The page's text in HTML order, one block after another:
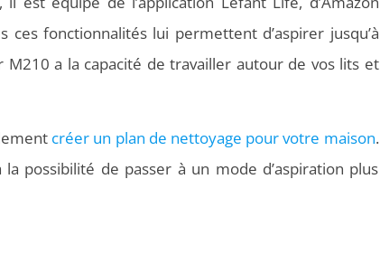
ces fonctionnalités lui permettent d’aspirer jusqu’à
M210 a la capacité de travailler autour de vos lits et
créer un plan de nettoyage pour votre maison.
possibilité de passer à un mode d’aspiration plus